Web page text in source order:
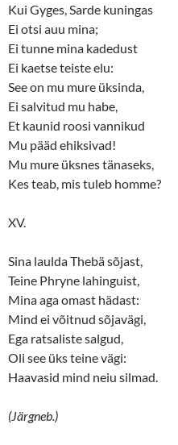
Kui Gyges, Sarde kuningas
Ei otsi auu mina;
Ei tunne mina kadedust
Ei kaetse teiste elu:
See on mu mure üksinda,
Ei salvitud mu habe,
Et kaunid roosi vannikud
Mu pääd ehiksivad!
Mu mure üksnes tänaseks,
Kes teab, mis tuleb homme?
XV.
Sina laulda Thebä sõjast,
Teine Phryne lahinguist,
Mina aga omast hädast:
Mind ei võitnud sõjavägi,
Ega ratsaliste salgud,
Oli see üks teine vägi:
Haavasid mind neiu silmad.
(Järgneb.)